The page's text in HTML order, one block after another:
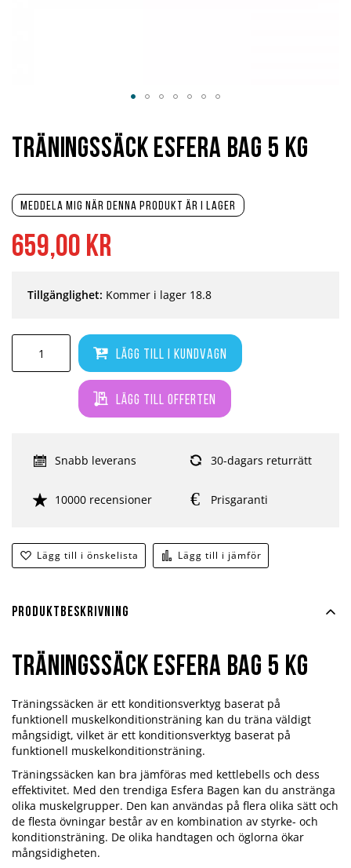
659,00 kr
Meddela mig när denna produkt är i lager
Lägg till i kundvagn
Lägg till offerten
Lägg till i önskelista Lägg till i jämför
Tillgänglighet: Kommer i lager 18.8
Snabb leverans 30-dagars returrätt
10000 recensioner Prisgaranti
Träningssäck Esfera Bag 5 kg
början
Produktbeskrivning
Träningssäck Esfera Bag 5 kg
Träningssäcken är ett konditionsverktyg baserat på
funktionell muskelkonditionsträning kan du träna väldigt
mångsidigt, vilket är ett konditionsverktyg baserat på
funktionell muskelkonditionsträning.
Träningssäcken kan bra jämföras med kettlebells och dess
effektivitet. Med den trendiga Esfera Bagen kan du anstränga
olika muskelgrupper. Den kan användas på flera olika sätt och
de flesta övningar består av en kombination av styrke- och
konditionsträning. De olika handtagen och öglorna ökar
mångsidigheten.